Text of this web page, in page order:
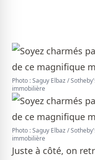
Photo : Saguy Elbaz /
immobilière
Photo : Saguy Elbaz /
immobilière
Juste à côté, on